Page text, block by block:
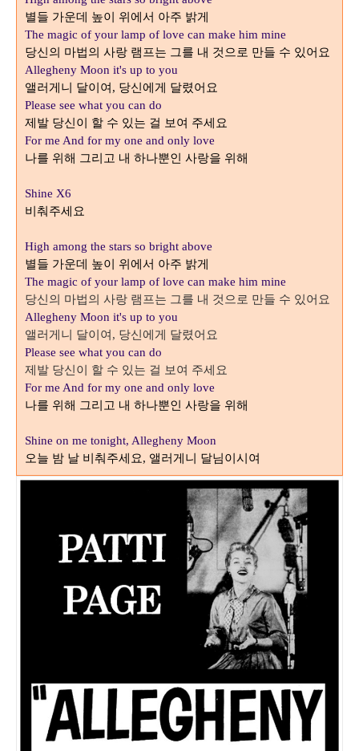
별들 가운데 높이 위에서 아주 밝게
The magic of your lamp of love can make him mine
당신의 마법의 사랑 램프는 그를 내 것으로 만들 수 있어요
Allegheny Moon it's up to you
앨러게니 달이여, 당신에게 달렸어요
Please see what you can do
제발 당신이 할 수 있는 걸 보여 주세요
For me And for my one and only love
나를 위해 그리고 내 하나뿐인 사랑을 위해
Shine X6
비춰주세요
High among the stars so bright above
별들 가운데 높이 위에서 아주 밝게
The magic of your lamp of love can make him mine
당신의 마법의 사랑 램프는 그를 내 것으로 만들 수 있어요
Allegheny Moon it's up to you
앨러게니 달이여, 당신에게 달렸어요
Please see what you can do
제발 당신이 할 수 있는 걸 보여 주세요
For me And for my one and only love
나를 위해 그리고 내 하나뿐인 사랑을 위해
Shine on me tonight, Allegheny Moon
오늘 밤 날 비춰주세요, 앨러게니 달님이시여